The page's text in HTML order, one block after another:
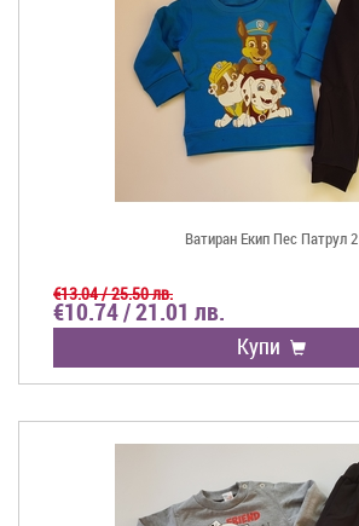
Ватиран Екип Пес Патрул 2
€13.04 / 25.50 лв.
€10.74 / 21.01 лв.
Купи